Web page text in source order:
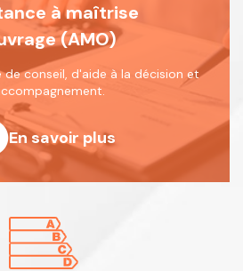
à maîtrise
(AMO)
de conseil, d'aide à la décision et
En savoir plus